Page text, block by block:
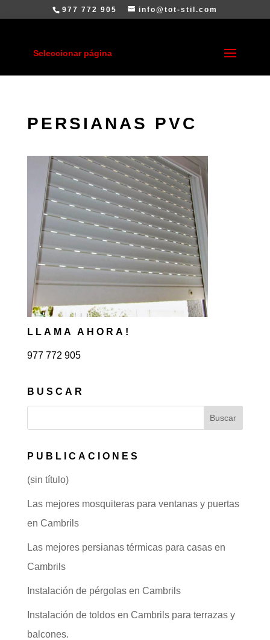
977 772 905 info@tot-stil.com
Seleccionar página
PERSIANAS PVC
LLAMA AHORA!
977 772 905
BUSCAR
PUBLICACIONES
(sin título)
Las mejores mosquiteras para ventanas y puertas
en Cambrils
Las mejores persianas térmicas para casas en
Cambrils
Instalación de pérgolas en Cambrils
Instalación de toldos en Cambrils para terrazas y
balcones.